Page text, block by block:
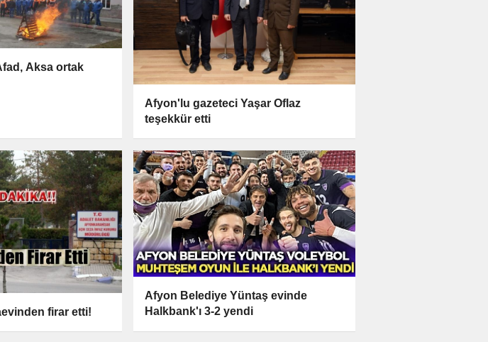
Aksa ortak
Afyon'lu gazeteci Yaşar Oflaz
teşekkür etti
firar etti!
Afyon Belediye Yüntaş evinde
Halkbank'ı 3-2 yendi